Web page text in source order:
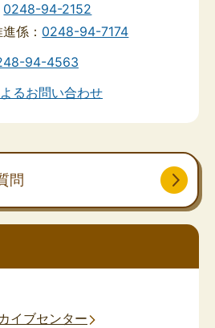
0248-94-2152
係： 0248-94-7174
94-4563
るお問い合わせ
問
イブセンター